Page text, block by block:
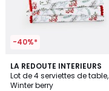
-40%*
LA REDOUTE INTERIEURS
Lot de 4 serviettes de table,
Winter berry
4,4
/ 5